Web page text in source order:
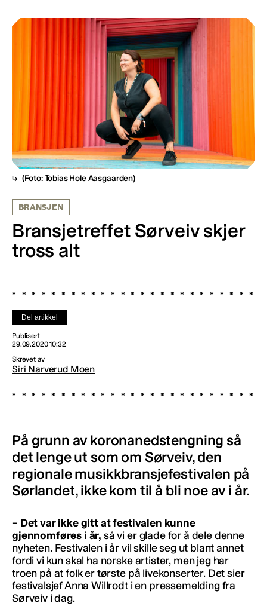
(Foto: Tobias Hole Aasgaarden)
BRANSJEN
Bransjetreffet Sørveiv skjer
tross alt
Del artikkel
Publisert
29.09.2020 10:32
Skrevet av
Siri Narverud Moen
På grunn av koronanedstengning så
det lenge ut som om Sørveiv, den
regionale musikkbransjefestivalen på
Sørlandet, ikke kom til å bli noe av i år.
– Det var ikke gitt at festivalen kunne
gjennomføres i år, så vi er glade for å dele denne
nyheten. Festivalen i år vil skille seg ut blant annet
fordi vi kun skal ha norske artister, men jeg har
troen på at folk er tørste på livekonserter. Det sier
festivalsjef Anna Willrodt i en pressemelding fra
Sørveiv i dag.